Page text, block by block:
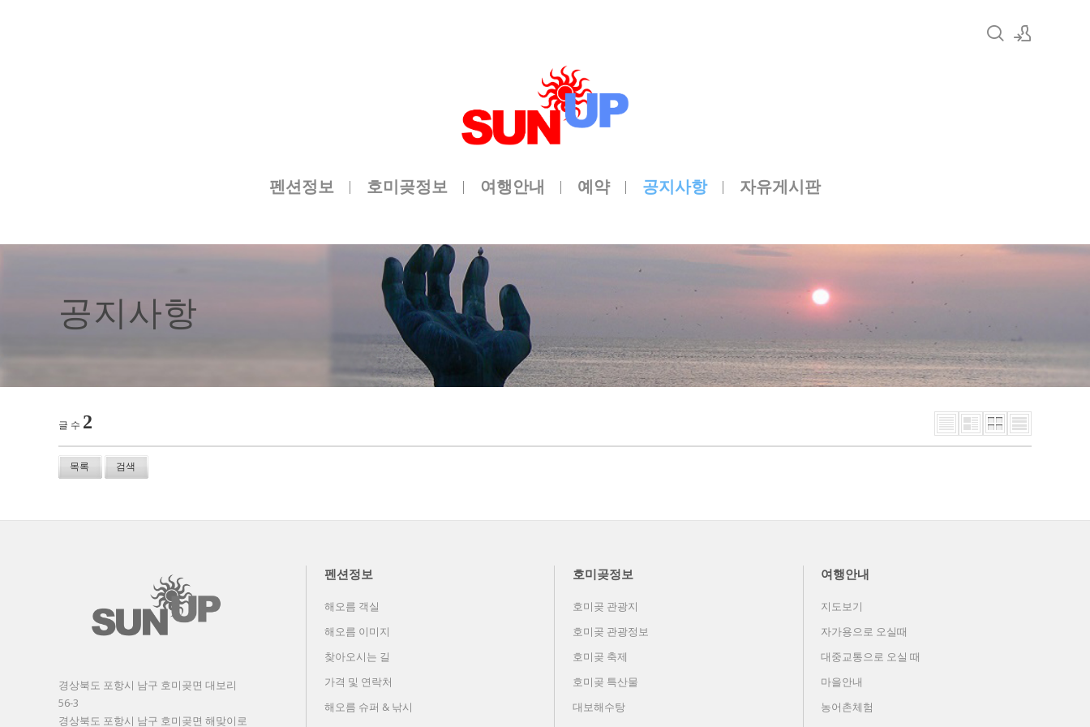
펜션정보 호미곶정보 여행안내 예약 공지사항 자유게시판
공지사항
글 수 2
목록 검색
경상북도 포항시 남구 호미곶면 대보리
56-3
경상북도 포항시 남구 호미곶면 해맞이로
펜션정보
해오름 객실
해오름 이미지
찾아오시는 길
가격 및 연락처
해오름 슈퍼 & 낚시
호미곶정보
호미곶 관광지
호미곶 관광정보
호미곶 축제
호미곶 특산물
대보해수탕
여행안내
지도보기
자가용으로 오실때
대중교통으로 오실 때
마을안내
농어촌체험